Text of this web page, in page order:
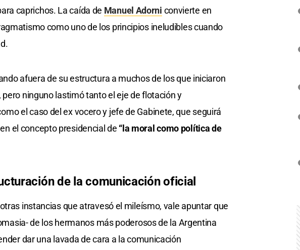
caprichos. La caída de Manuel Adorni convierte en
como uno de los principios ineludibles cuando
afuera de su estructura a muchos de los que iniciaron
pero ninguno lastimó tanto el eje de flotación y
el caso del ex vocero y jefe de Gabinete, que seguirá
el concepto presidencial de “la moral como política de
de la comunicación oficial
instancias que atravesó el mileísmo, vale apuntar que
de los hermanos más poderosos de la Argentina
dar una lavada de cara a la comunicación